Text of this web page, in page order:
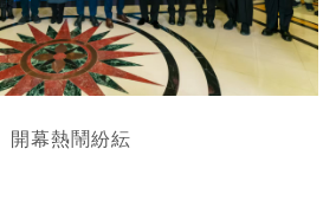
開幕熱鬧紛紜